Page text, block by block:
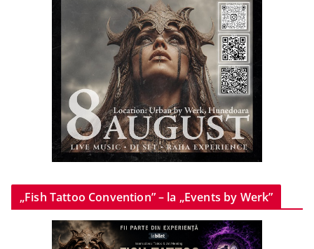
„Fish Tattoo Convention” – la „Events by Werk”